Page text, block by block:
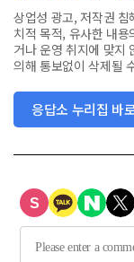
상업성 광고, 저작권
치적 목적, 유사한 내
거나 운영 취지에 맞지
의해 통보없이 삭제될
응답소 누리집 바